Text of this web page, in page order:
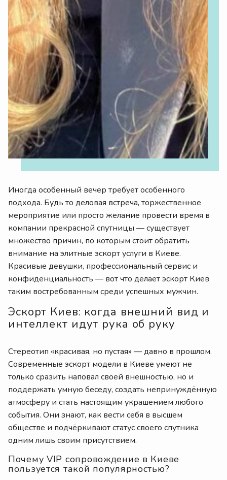
Иногда особенный вечер требует особенного
подхода. Будь то деловая встреча, торжественное
мероприятие или просто желание провести время в
компании прекрасной спутницы — существует
множество причин, по которым стоит обратить
внимание на элитные эскорт услуги в Киеве.
Красивые девушки, профессиональный сервис и
конфиденциальность — вот что делает эскорт Киев
таким востребованным среди успешных мужчин.
Эскорт Киев: когда внешний вид и
интеллект идут рука об руку
Стереотип «красивая, но пустая» — давно в прошлом.
Современные эскорт модели в Киеве умеют не
только сразить наповал своей внешностью, но и
поддержать умную беседу, создать непринуждённую
атмосферу и стать настоящим украшением любого
события. Они знают, как вести себя в высшем
обществе и подчёркивают статус своего спутника
одним лишь своим присутствием.
Почему VIP сопровождение в Киеве
пользуется такой популярностью?